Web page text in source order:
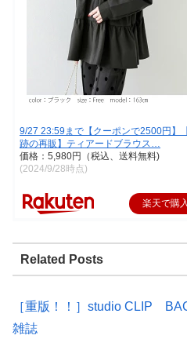
9/27 23:59まで【クーポンで2500円】
跡の再販】ティアードブラウス…
価格：5,980円（税込、送料無料)
(2024/9/28時点)
楽天で購入
Related Posts
［重版！！］studio CLIP
雑誌